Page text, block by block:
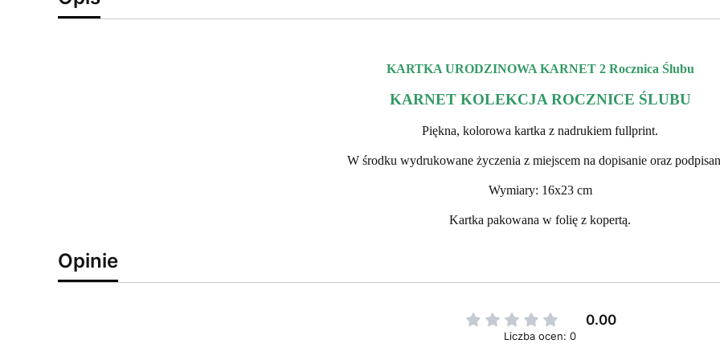
KARTKA URODZINOWA KARNET 2 Rocznica Ślubu
KARNET KOLEKCJA ROCZNICE ŚLUBU
Piękna, kolorowa kartka z nadrukiem fullprint.
W środku wydrukowane życzenia z miejscem na dopisanie oraz
Wymiary: 16x23 cm
Kartka pakowana w folię z kopertą.
Opinie
0.00
Liczba ocen: 0